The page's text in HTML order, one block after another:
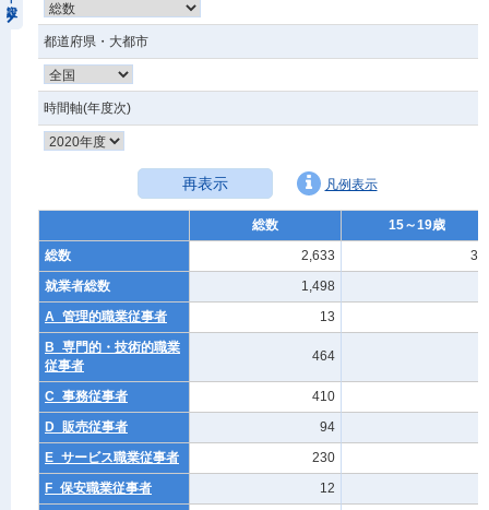
都道府県・大都市
時間軸(年度次)
再表示 凡例表示
総数
15～19歳
総数
2,633
30
就業者総数
1,498
A_管理的職業従事者
13
B_専門的・技術的職業
従事者
464
C_事務従事者 410
D_販売従事者
94
E_サービス職業従事者
230
F_保安職業従事者
12